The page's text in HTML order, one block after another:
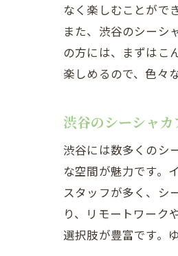
なく楽しむことがで
また、渋谷のシーシ
の方には、まずはこ
楽しめるので、色々
渋谷のシーシャカ
渋谷には数多くのシ
な空間が魅力です。
スタッフが多く、シ
り、リモートワーク
選択肢が豊富です。